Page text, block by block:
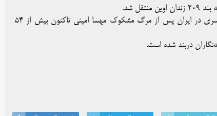
شد.
بر اساس گزارش فدراسیون بین‌المللی روزنامه‌نگاران از آغاز اعتراضات سراسری در ایران پس از مرگ مشکوک مهسا امینی تاکنون بیش از ۵۴
دربند شده است.